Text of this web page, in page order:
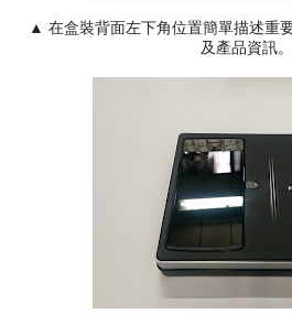
▲ 在盒裝背面左下角位置簡單描述重
及產品資訊。